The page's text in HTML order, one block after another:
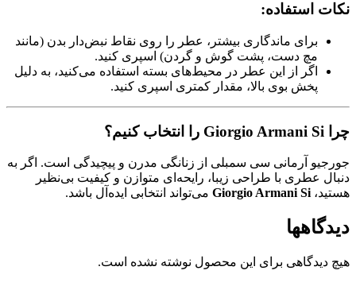
نکات استفاده:
برای ماندگاری بیشتر، عطر را روی نقاط نبض‌دار بدن (مانند
مچ دست، پشت گوش و گردن) اسپری کنید.
اگر از این عطر در محیط‌های بسته استفاده می‌کنید، به دلیل
پخش بوی بالا، مقدار کمتری اسپری کنید.
چرا Giorgio Armani Si را انتخاب کنیم؟
جورجیو آرمانی سی سمبلی از زنانگی مدرن و پیچیدگی است. اگر به
دنبال عطری با طراحی زیبا، رایحه‌ای متوازن و کیفیت بی‌نظیر
هستید،Giorgio Armani Si می‌تواند انتخابی ایده‌آل باشد.
دیدگاهها
هیچ دیدگاهی برای این محصول نوشته نشده است.